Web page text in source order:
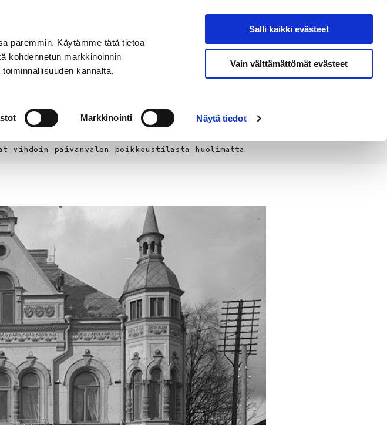
paremmin. Käytämme tätä tietoa
kohdennetun markkinoinnin
kannalta.
Markkinointi Näytä tiedot
Salli kaikki evästeet
Vain välttämättömät evästeet
Hae sivustolta
vihdoin päivänvalon poikkeustilasta huolimatta